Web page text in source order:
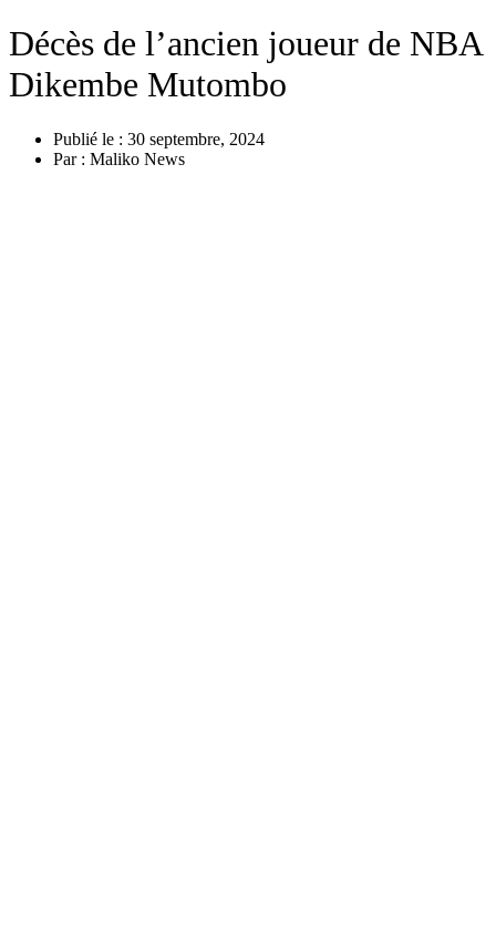
Décès de l’ancien joueur de NBA
Dikembe Mutombo
Publié le : 30 septembre, 2024
Par : Maliko News